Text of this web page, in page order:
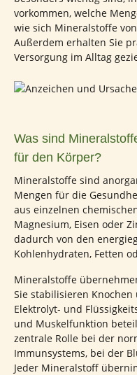
vorkommen, welche
wie sich Mineralstoffe
Außerdem erhalten Sie
Versorgung im Alltag
Was sind
für den Körper?
Mineralstoffe sind
Mengen für die
aus einzelnen
Magnesium, Eisen oder
dadurch von den
Kohlenhydraten, Fetten
Mineralstoffe
Sie stabilisieren
Elektrolyt- und
und Muskelfunktion
zentrale Rolle bei der
Immunsystems, bei der
Jeder Mineralstoff